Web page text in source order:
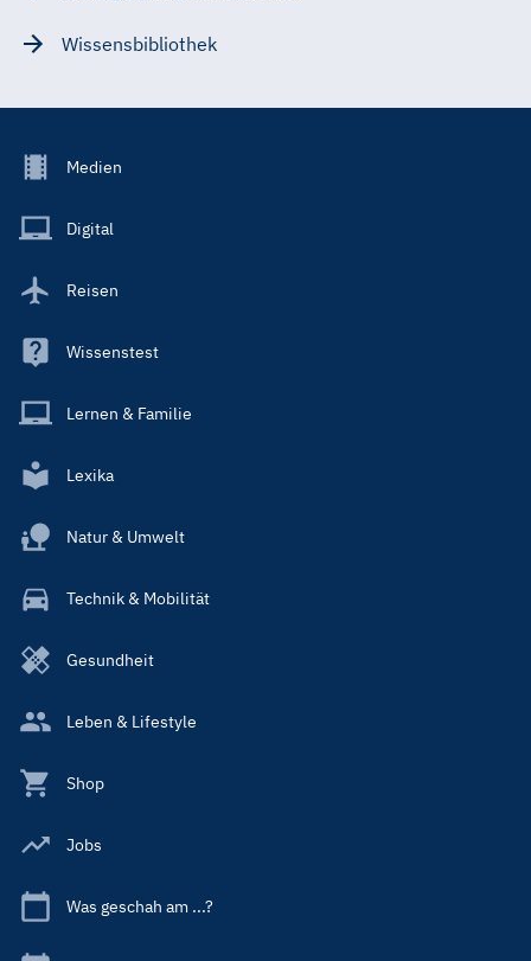
Wissensbibliothek
Footer
Main
Medien
Digital
Reisen
Wissenstest
Lernen & Familie
Lexika
Natur & Umwelt
Technik & Mobilität
Gesundheit
Leben & Lifestyle
Shop
Jobs
Was geschah am ...?